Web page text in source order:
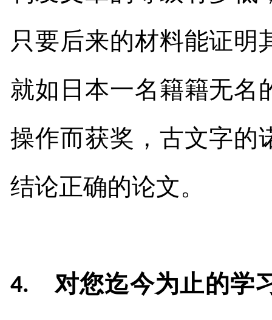
只要后来的材料能证明
就如日本一名籍籍无名
操作而获奖，古文字的
结论正确的论文。
4.对您迄今为止的学